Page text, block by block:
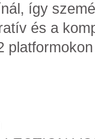
így
és a